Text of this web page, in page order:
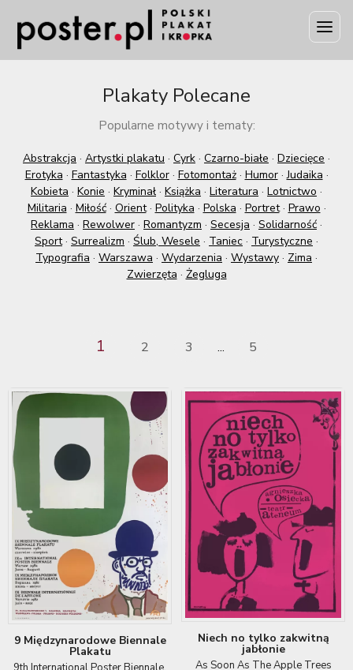
Plakaty Polecane
Popularne motywy i tematy:
Abstrakcja · Artystki plakatu · Cyrk · Czarno-białe · Dziecięce ·
Erotyka · Fantastyka · Folklor· Fotomontaż· Humor·Judaika ·
Kobieta · Konie · Kryminał · Książka · Literatura · Lotnictwo ·
Militaria · Miłość· Orient· Polityka · Polska · Portret· Prawo ·
Reklama · Rewolwer · Romantyzm · Secesja · Solidarność ·
Sport· Surrealizm · Ślub, Wesele · Taniec · Turystyczne ·
Typografia · Warszawa · Wydarzenia · Wystawy · Zima ·
Zwierzęta · Żegluga
1 2 3 ... 5
9 Międzynarodowe Biennale
Plakatu
Niech no tylko zakwitną
jabłonie
As Soon As The Apple Trees